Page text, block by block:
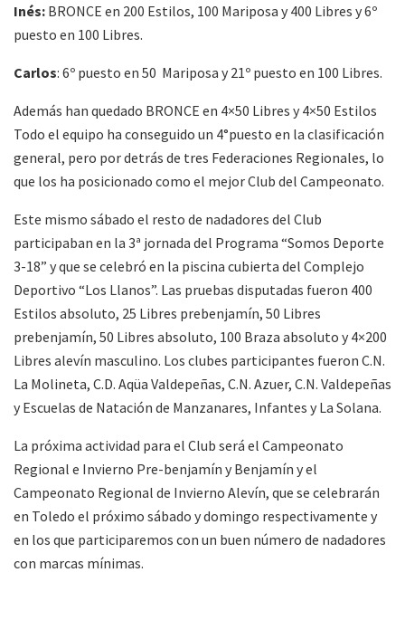
Inés: BRONCE en 200 Estilos, 100 Mariposa y 400 Libres y 6º
puesto en 100 Libres.
Carlos: 6º puesto en 50 Mariposa y 21º puesto en 100 Libres.
Además han quedado BRONCE en 4×50 Libres y 4×50 Estilos
Todo el equipo ha conseguido un 4°puesto en la clasificación
general, pero por detrás de tres Federaciones Regionales, lo
que los ha posicionado como el mejor Club del Campeonato.
Este mismo sábado el resto de nadadores del Club
participaban en la 3ª jornada del Programa “Somos Deporte
3-18” y que se celebró en la piscina cubierta del Complejo
Deportivo “Los Llanos”. Las pruebas disputadas fueron 400
Estilos absoluto, 25 Libres prebenjamín, 50 Libres
prebenjamín, 50 Libres absoluto, 100 Braza absoluto y 4×200
Libres alevín masculino. Los clubes participantes fueron C.N.
La Molineta, C.D. Aqüa Valdepeñas, C.N. Azuer, C.N. Valdepeñas
y Escuelas de Natación de Manzanares, Infantes y La Solana.
La próxima actividad para el Club será el Campeonato
Regional e Invierno Pre-benjamín y Benjamín y el
Campeonato Regional de Invierno Alevín, que se celebrarán
en Toledo el próximo sábado y domingo respectivamente y
en los que participaremos con un buen número de nadadores
con marcas mínimas.